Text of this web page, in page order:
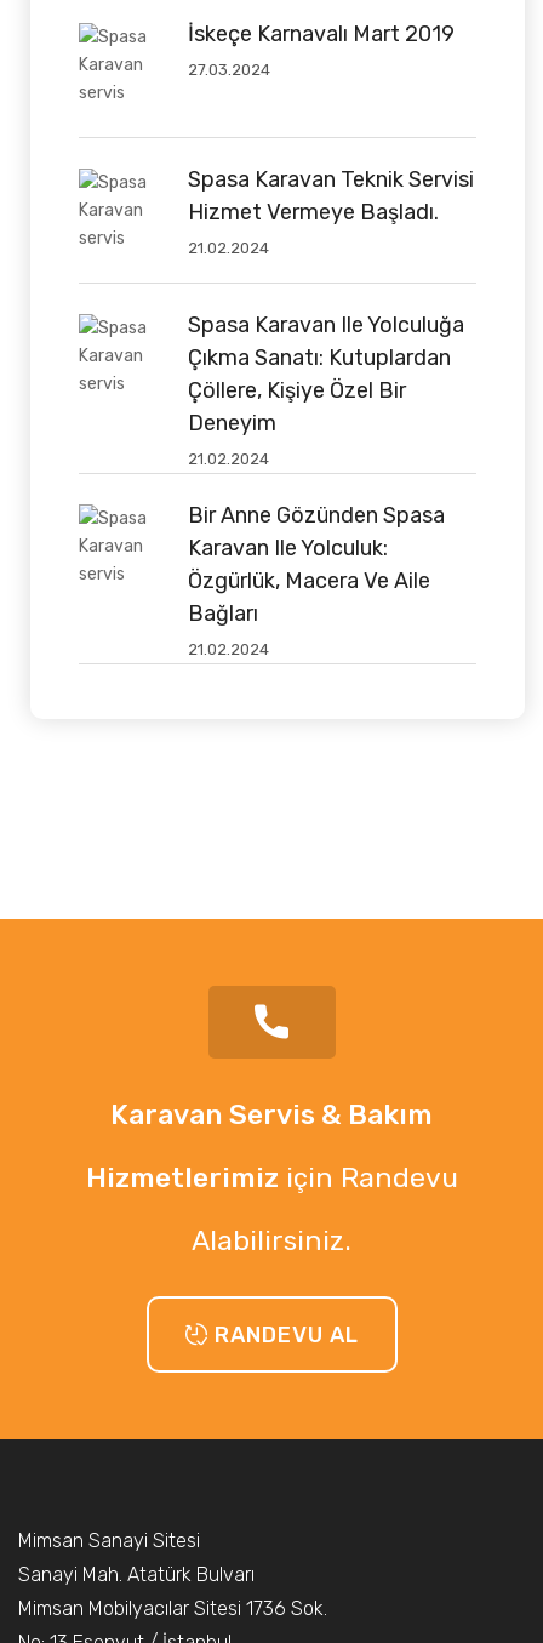
İskeçe Karnavalı Mart 2019
27.03.2024
Spasa Karavan Teknik Servisi
Hizmet Vermeye Başladı.
21.02.2024
Spasa Karavan Ile Yolculuğa
Çıkma Sanatı: Kutuplardan
Çöllere, Kişiye Özel Bir
Deneyim
21.02.2024
Bir Anne Gözünden Spasa
Karavan Ile Yolculuk:
Özgürlük, Macera Ve Aile
Bağları
21.02.2024
Karavan Servis & Bakım
Hizmetlerimiz için Randevu
Alabilirsiniz.
RANDEVU AL
Mimsan Sanayi Sitesi
Sanayi Mah. Atatürk Bulvarı
Mimsan Mobilyacılar Sitesi 1736 Sok.